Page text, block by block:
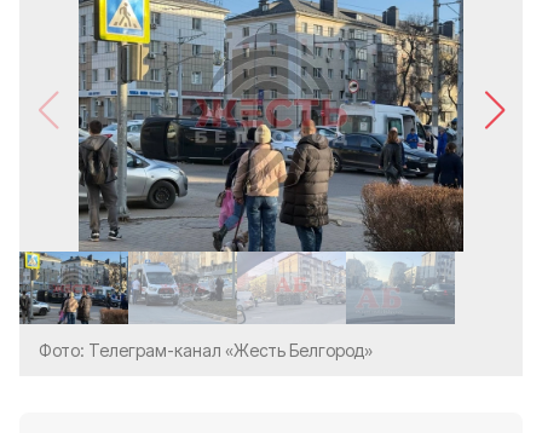
Фото: Телеграм-канал «Жесть Белгород»